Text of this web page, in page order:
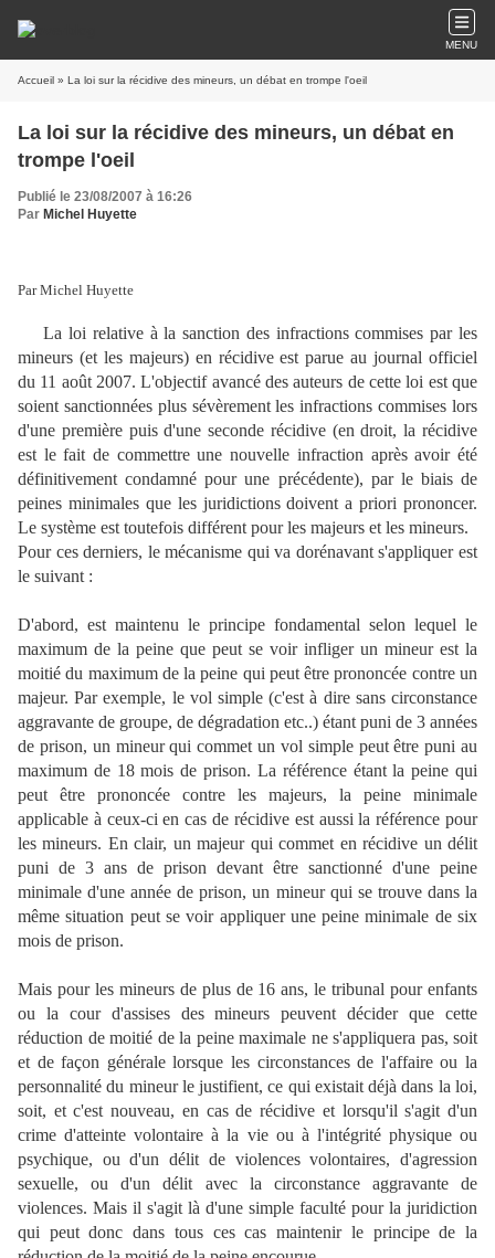
MENU
Accueil » La loi sur la récidive des mineurs, un débat en trompe l'oeil
La loi sur la récidive des mineurs, un débat en
trompe l'oeil
Publié le 23/08/2007 à 16:26
Par Michel Huyette
Par Michel Huyette
La loi relative à la sanction des infractions commises par les
mineurs (et les majeurs) en récidive est parue au journal officiel
du 11 août 2007. L'objectif avancé des auteurs de cette loi est que
soient sanctionnées plus sévèrement les infractions commises lors
d'une première puis d'une seconde récidive (en droit, la récidive
est le fait de commettre une nouvelle infraction après avoir été
définitivement condamné pour une précédente), par le biais de
peines minimales que les juridictions doivent a priori prononcer.
Le système est toutefois différent pour les majeurs et les mineurs.
Pour ces derniers, le mécanisme qui va dorénavant s'appliquer est
le suivant :
D'abord, est maintenu le principe fondamental selon lequel le
maximum de la peine que peut se voir infliger un mineur est la
moitié du maximum de la peine qui peut être prononcée contre un
majeur. Par exemple, le vol simple (c'est à dire sans circonstance
aggravante de groupe, de dégradation etc..) étant puni de 3 années
de prison, un mineur qui commet un vol simple peut être puni au
maximum de 18 mois de prison. La référence étant la peine qui
peut être prononcée contre les majeurs, la peine minimale
applicable à ceux-ci en cas de récidive est aussi la référence pour
les mineurs. En clair, un majeur qui commet en récidive un délit
puni de 3 ans de prison devant être sanctionné d'une peine
minimale d'une année de prison, un mineur qui se trouve dans la
même situation peut se voir appliquer une peine minimale de six
mois de prison.
Mais pour les mineurs de plus de 16 ans, le tribunal pour enfants
ou la cour d'assises des mineurs peuvent décider que cette
réduction de moitié de la peine maximale ne s'appliquera pas, soit
et de façon générale lorsque les circonstances de l'affaire ou la
personnalité du mineur le justifient, ce qui existait déjà dans la loi,
soit, et c'est nouveau, en cas de récidive et lorsqu'il s'agit d'un
crime d'atteinte volontaire à la vie ou à l'intégrité physique ou
psychique, ou d'un délit de violences volontaires, d'agression
sexuelle, ou d'un délit avec la circonstance aggravante de
violences. Mais il s'agit là d'une simple faculté pour la juridiction
qui peut donc dans tous ces cas maintenir le principe de la